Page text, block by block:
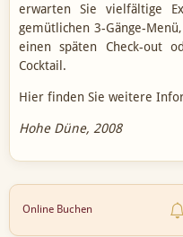
erwarten Sie vielfältige
gemütlichen 3-Gänge-
einen späten Check-out
Cocktail.
Hier finden Sie weitere
Hohe Düne, 2008
Online Buchen